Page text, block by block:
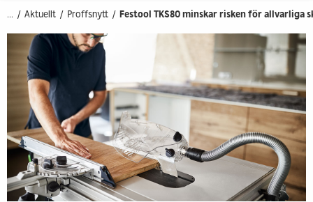
... Aktuellt Proffsnytt Festool TKS80 minskar risken för allvarliga